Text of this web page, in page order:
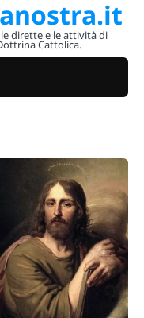
dirette e le attività di
Cattolica.